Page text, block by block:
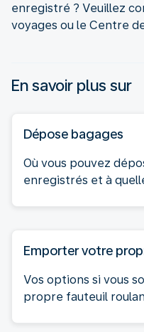
enregistré ? Veuillez
voyages ou le Centre
En savoir plus sur
Dépose bagages
Où vous pouvez
enregistrés et à
Emporter votre
Vos options si vous
propre fauteuil